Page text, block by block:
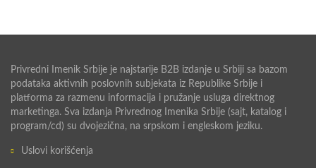
Privredni Imenik Srbije je najstarije B2B izdanje u Srbiji sa bazom
podataka aktivnih poslovnih subjekata iz Republike Srbije i
platforma za razmenu informacija i pružanje usluga direktnog
marketinga. Sva izdanja Privrednog Imenika Srbije (sajt, katalog i
program/cd) su dvojezična, na srpskom i engleskom jeziku.
Uslovi korišćenja